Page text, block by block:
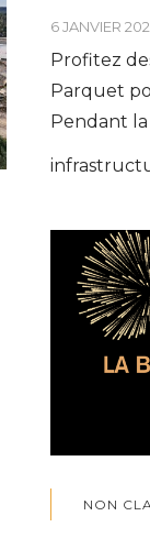
6 JANVIER
Profitez
Parquet
Pendant
NON